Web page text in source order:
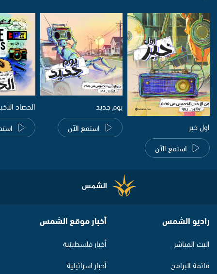
اول خبر
استمع الآن
يوم جديد
استمع الآن
الحصاد
راديو الشمس
البث المباشر
قائمة البرامج
أخبار موقع الشمس
أخبار فلسطينية
أخبار اسرائيلية